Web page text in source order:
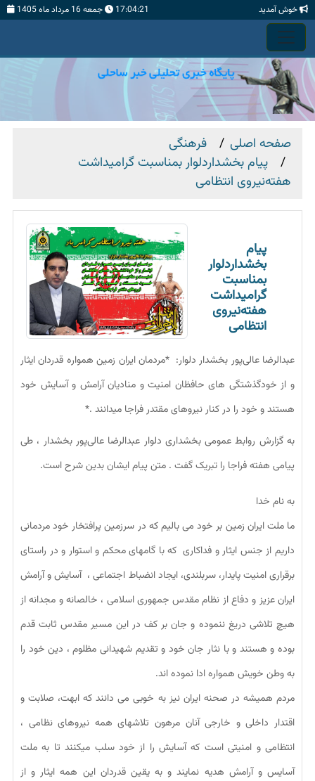
خوش آمدید 17:04:21 جمعه 16 مرداد ماه 1405
صفحه اصلی
فرهنگی
پیام بخشدار‌دلوار بمناسبت گرامیداشت
هفته‌‌نیروی انتظامی
پیام
بخشدار‌دلوار
بمناسبت
گرامیداشت
هفته‌‌نیروی
انتظامی
عبدالرضا عالی‌پور بخشدار دلوار: *مردمان ایران زمین همواره قدردان ایثار
و از خودگذشتگی های حافظان امنیت و منادیان آرامش و آسایش خود
هستند و خود را در کنار نیروهای مقتدر فراجا میدانند .*
به گزارش روابط عمومی بخشداری دلوار عبدالرضا عالی‌پور بخشدار ، طی
پیامی هفته فراجا را تبریک گفت . متن پیام ایشان بدین شرح است.
به نام خدا
ما ملت ایران زمین بر خود می بالیم که در سرزمین پرافتخار خود مردمانی
داریم از جنس ایثار و فداکاری که با گامهای محکم و استوار و در راستای
برقراری امنیت پایدار، سربلندی، ایجاد انضباط اجتماعی ، آسایش و آرامش
ایران عزیز و دفاع از نظام مقدس جمهوری اسلامی ، خالصانه و مجدانه از
هیچ تلاشی دریغ ننموده و جان بر کف در این مسیر مقدس ثابت قدم
بوده و هستند و با نثار جان خود و تقدیم شهیدانی مظلوم ، دین خود را
به وطن خویش همواره ادا نموده اند.
مردم همیشه در صحنه ایران نیز به خوبی می دانند که ابهت، صلابت و
اقتدار داخلی و خارجی آنان مرهون تلاشهای همه نیروهای نظامی ،
انتظامی و امنیتی است که آسایش را از خود سلب میکنند تا به ملت
آسایس و آرامش هدیه نمایند و به یقین قدردان این همه ایثار و از